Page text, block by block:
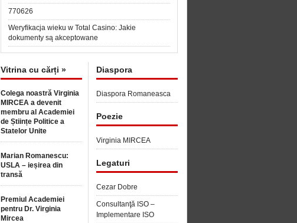
770626
Weryfikacja wieku w Total Casino: Jakie
dokumenty są akceptowane
Vitrina cu cărți »
Colega noastră Virginia
MIRCEA a devenit
membru al Academiei
de Științe Politice a
Statelor Unite
Marian Romanescu:
USLA – ieșirea din
transă
Premiul Academiei
pentru Dr. Virginia
Mircea
Diaspora
Diaspora Romaneasca
Poezie
Virginia MIRCEA
Legaturi
Cezar Dobre
Consultanţă ISO –
Implementare ISO